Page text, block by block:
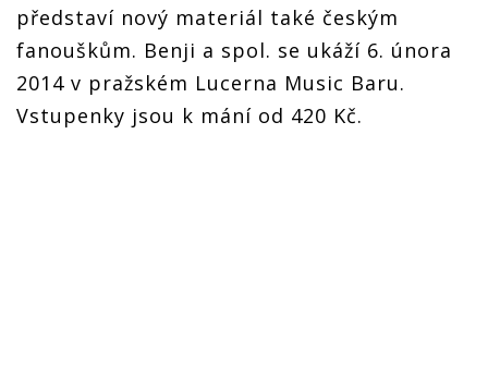
představí nový materiál také českým
fanouškům. Benji a spol. se ukáží 6. února
2014 v pražském Lucerna Music Baru.
Vstupenky jsou k mání od 420 Kč.